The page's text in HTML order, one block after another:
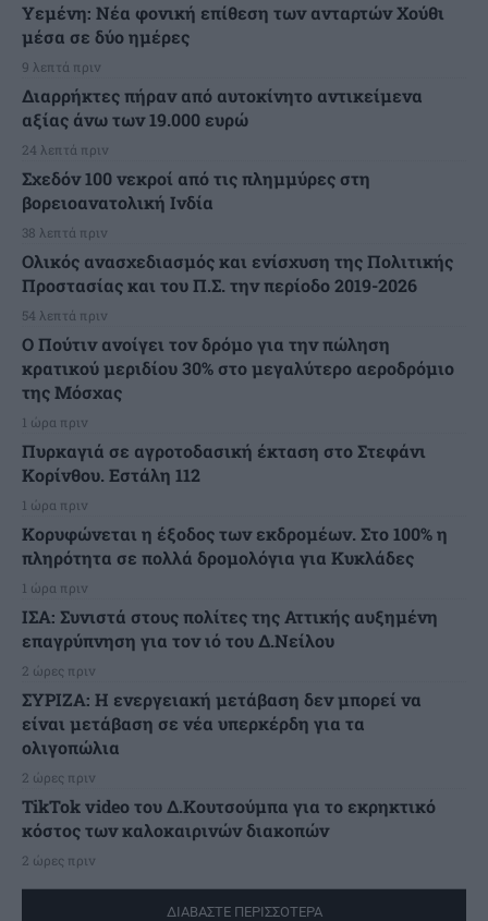
Υεμένη: Νέα φονική επίθεση των ανταρτών Χούθι
μέσα σε δύο ημέρες
9 λεπτά πριν
Διαρρήκτες πήραν από αυτοκίνητο αντικείμενα
αξίας άνω των 19.000 ευρώ
24 λεπτά πριν
Σχεδόν 100 νεκροί από τις πλημμύρες στη
βορειοανατολική Ινδία
38 λεπτά πριν
Ολικός ανασχεδιασμός και ενίσχυση της Πολιτικής
Προστασίας και του Π.Σ. την περίοδο 2019-2026
54 λεπτά πριν
Ο Πούτιν ανοίγει τον δρόμο για την πώληση
κρατικού μεριδίου 30% στο μεγαλύτερο αεροδρόμιο
της Μόσχας
1 ώρα πριν
Πυρκαγιά σε αγροτοδασική έκταση στο Στεφάνι
Κορίνθου. Εστάλη 112
1 ώρα πριν
Κορυφώνεται η έξοδος των εκδρομέων. Στο 100% η
πληρότητα σε πολλά δρομολόγια για Κυκλάδες
1 ώρα πριν
ΙΣΑ: Συνιστά στους πολίτες της Αττικής αυξημένη
επαγρύπνηση για τον ιό του Δ.Νείλου
2 ώρες πριν
ΣΥΡΙΖΑ: Η ενεργειακή μετάβαση δεν μπορεί να
είναι μετάβαση σε νέα υπερκέρδη για τα
ολιγοπώλια
2 ώρες πριν
TikTok video του Δ.Κουτσούμπα για το εκρηκτικό
κόστος των καλοκαιρινών διακοπών
2 ώρες πριν
ΔΙΑΒΑΣΤΕ ΠΕΡΙΣΣΟΤΕΡΑ